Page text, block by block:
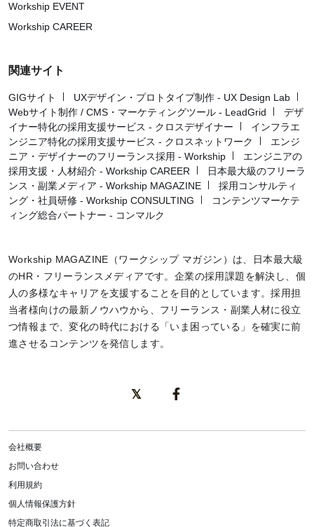
Workship EVENT
Workship CAREER
関連サイト
GIGサイト
UXデザイン・プロトタイプ制作 - UX Design Lab
Webサイト制作 / CMS・マーケティングツール - LeadGrid
デザ
イナー特化の採用支援サービス - クロスデザイナー
インフラエ
ンジニア特化の採用支援サービス - クロスネットワーク
エンジ
ニア・デザイナーのフリーランス採用 - Workship
エンジニアの
採用支援・人材紹介 - Workship CAREER
日本最大級のフリーラ
ンス・副業メディア - Workship MAGAZINE
採用コンサルティ
ング・社員研修 - Workship CONSULTING
コンテンツマーケテ
ィング総合パートナー - コンマルク
Workship MAGAZINE（ワークシップ マガジン）は、日本最大級
のHR・フリーランスメディアです。企業の採用課題を解決し、個
人の多様なキャリアを支援することを目的としています。採用担
当者様向けの最新ノウハウから、フリーランス・副業人材に役立
つ情報まで、変化の時代における「いま困っている」を確実に前
進させるコンテンツを発信します。
会社概要
お問い合わせ
利用規約
個人情報保護方針
特定商取引法に基づく表記